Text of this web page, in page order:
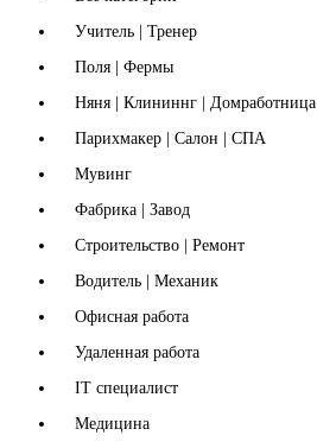
Учитель | Тренер
Поля | Фермы
Няня | Клининнг | Домработница
Парихмакер | Салон | СПА
Мувинг
Фабрика | Завод
Строительство | Ремонт
Водитель | Механик
Офисная работа
Удаленная работа
IT специалист
Медицина